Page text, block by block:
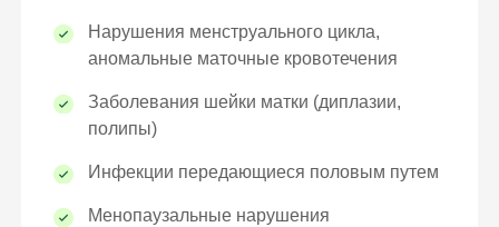
Нарушения менструального цикла,
аномальные маточные кровотечения
Заболевания шейки матки (диплазии,
полипы)
Инфекции передающиеся половым путем
Менопаузальные нарушения